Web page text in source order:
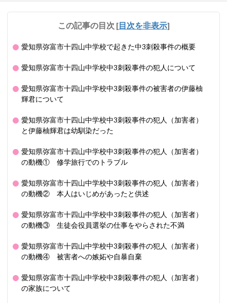
この記事の目次 [目次を非表示]
愛知県弥富市十四山中学校で起きた中3刺殺事件の概要
愛知県弥富市十四山中学校中3刺殺事件の犯人について
愛知県弥富市十四山中学校中3刺殺事件の被害者の伊藤柚
輝君について
愛知県弥富市十四山中学校中3刺殺事件の犯人（加害者）
と伊藤柚輝君は幼馴染だった
愛知県弥富市十四山中学校中3刺殺事件の犯人（加害者）
の動機① 修学旅行でのトラブル
愛知県弥富市十四山中学校中3刺殺事件の犯人（加害者）
の動機② 本人はいじめがあったと供述
愛知県弥富市十四山中学校中3刺殺事件の犯人（加害者）
の動機③ 生徒会役員選挙の仕事をやらされた不満
愛知県弥富市十四山中学校中3刺殺事件の犯人（加害者）
の動機④ 被害者への嫉妬や自暴自棄
愛知県弥富市十四山中学校中3刺殺事件の犯人（加害者）
の家族について